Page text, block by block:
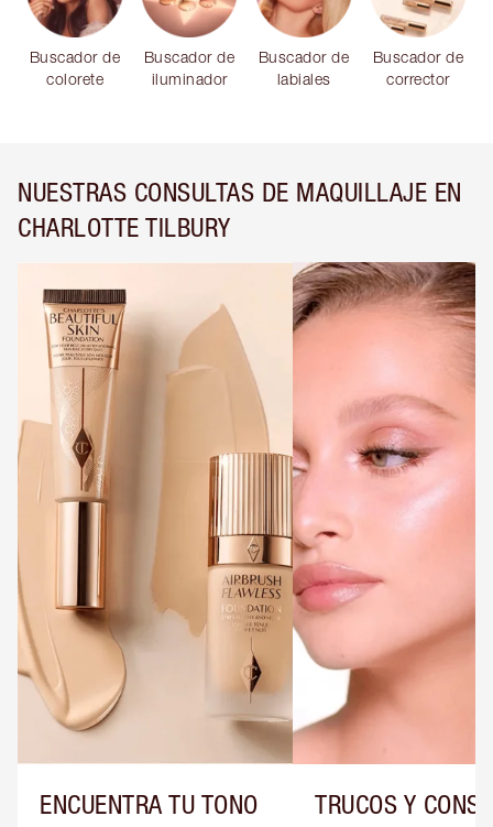
Buscador de
colorete
Buscador de
iluminador
Buscador de
labiales
Buscador de
corrector
NUESTRAS CONSULTAS DE MAQUILLAJE EN
CHARLOTTE TILBURY
ENCUENTRA TU TONO
TRUCOS Y